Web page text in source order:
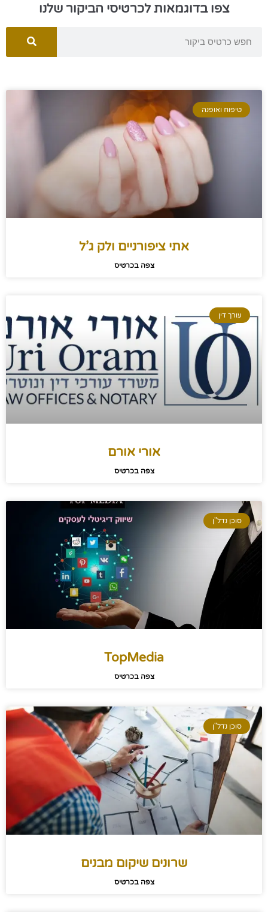
צפו בדוגמאות לכרטיסי הביקור שלנו
טיפוח ואופנה
אתי ציפורניים ולק ג’ל
צפה בכרטיס
עורך דין
אורי אורם
צפה בכרטיס
סוכן נדל"ן
TopMedia
צפה בכרטיס
סוכן נדל"ן
שרונים שיקום מבנים
צפה בכרטיס